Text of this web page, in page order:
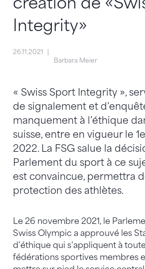
Integrity»
26.11.2021
Barbara Meier
« Swiss Sport Integrity »,
de signalement et
manquement à l’éthique
suisse, entre en vigueur le
2022. La FSG salue la
Parlement du sport à ce
est convaincue, permettra
protection des athlètes.
Le 26 novembre 2021, le
Swiss Olympic a approuvé les
d’éthique qui s’appliquent à
fédérations sportives membres